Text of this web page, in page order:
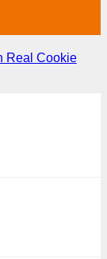
Real Cookie